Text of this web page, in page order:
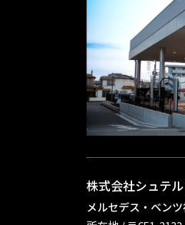
株式会社シュテ
メルセデス・ベン